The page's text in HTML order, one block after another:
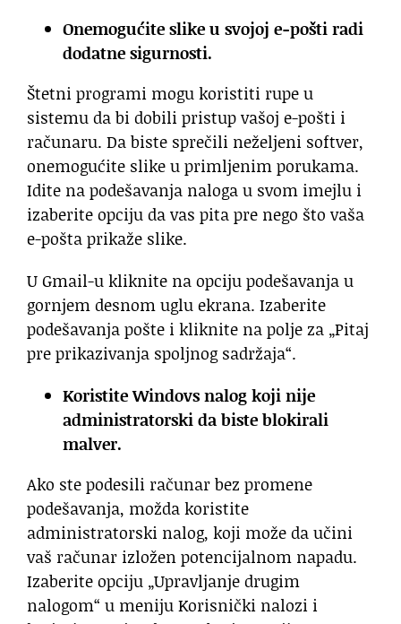
Onemogućite slike u svojoj e-pošti radi
dodatne sigurnosti.
Štetni programi mogu koristiti rupe u
sistemu da bi dobili pristup vašoj e-pošti i
računaru. Da biste sprečili neželjeni softver,
onemogućite slike u primljenim porukama.
Idite na podešavanja naloga u svom imejlu i
izaberite opciju da vas pita pre nego što vaša
e-pošta prikaže slike.
U Gmail-u kliknite na opciju podešavanja u
gornjem desnom uglu ekrana. Izaberite
podešavanja pošte i kliknite na polje za „Pitaj
pre prikazivanja spoljnog sadržaja“.
Koristite Windovs nalog koji nije
administratorski da biste blokirali
malver.
Ako ste podesili računar bez promene
podešavanja, možda koristite
administratorski nalog, koji može da učini
vaš računar izložen potencijalnom napadu.
Izaberite opciju „Upravljanje drugim
nalogom“ u meniju Korisnički nalozi i